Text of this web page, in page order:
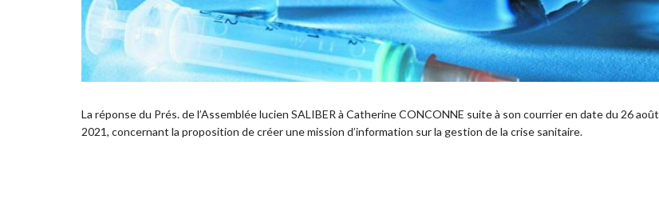
La réponse du Prés. de l’Assemblée lucien SALIBER à Catherine CONCONNE suite à son courrier en date du 26 août
2021, concernant la proposition de créer une mission d’information sur la gestion de la crise sanitaire.